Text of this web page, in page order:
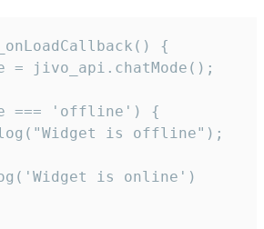
{
= jivo_api.chatMode();
=== 'offline') {
is offline");
is online')